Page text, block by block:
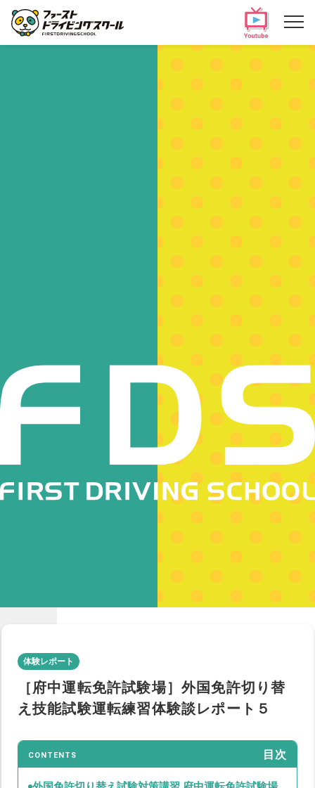
体験レポート
［府中運転免許試験場］外国免許切り替
え技能試験運転練習体験談レポート５
CONTENTS 目次